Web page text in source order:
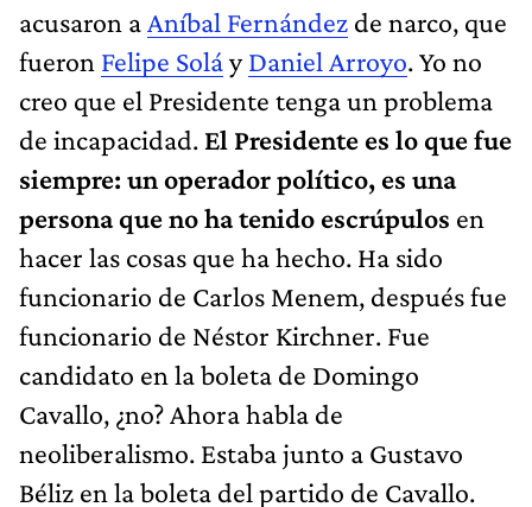
acusaron a Aníbal Fernández de narco, que
fueron Felipe SoláyDaniel Arroyo. Yo no
creo que el Presidente tenga un problema
de incapacidad. El Presidente es lo que fue
siempre: un operador político, es una
persona que no ha tenido escrúpulos en
hacer las cosas que ha hecho. Ha sido
funcionario de Carlos Menem, después fue
funcionario de Néstor Kirchner. Fue
candidato en la boleta de Domingo
Cavallo, ¿no? Ahora habla de
neoliberalismo. Estaba junto a Gustavo
Béliz en la boleta del partido de Cavallo.